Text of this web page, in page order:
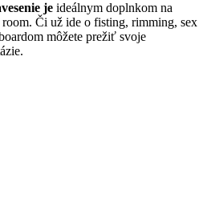
je ideálnym doplnkom na
Či už ide o fisting, rimming, sex
môžete prežiť svoje